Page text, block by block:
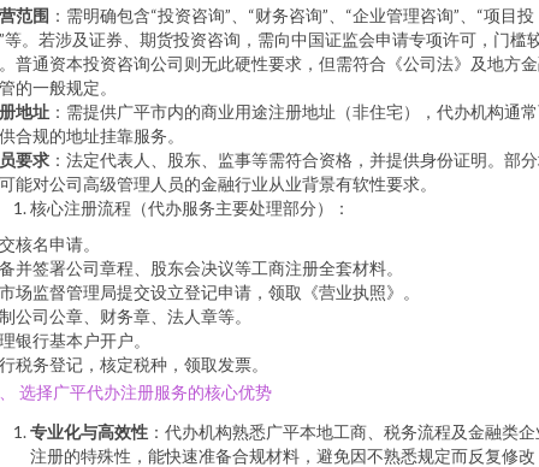
范围 ：需明确包含“投资咨询”、“财务咨询”、“企业管理咨询”、“项目投
等。若涉及证券、期货投资咨询，需向中国证监会申请专项许可，门槛
普通资本投资咨询公司则无此硬性要求，但需符合《公司法》及地方
的一般规定。
地址 ：需提供广平市内的商业用途注册地址（非住宅），代办机构通
合规的地址挂靠服务。
要求 ：法定代表人、股东、监事等需符合资格，并提供身份证明。部
能对公司高级管理人员的金融行业从业背景有软性要求。
核心注册流程（代办服务主要处理部分）：
核名申请。
并签署公司章程、股东会决议等工商注册全套材料。
场监督管理局提交设立登记申请，领取《营业执照》。
公司公章、财务章、法人章等。
银行基本户开户。
税务登记，核定税种，领取发票。
选择广平代办注册服务的核心优势
专业化与高效性 ：代办机构熟悉广平本地工商、税务流程及金融类企
注册的特殊性，能快速准备合规材料，避免因不熟悉规定而反复修改